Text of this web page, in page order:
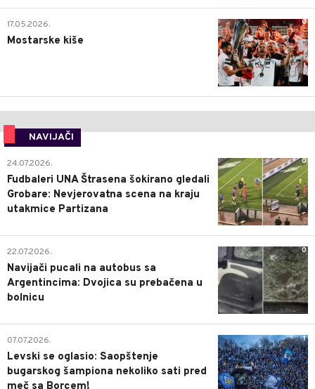
0
17.05.2026.
Mostarske kiše
NAVIJAČI
0
24.07.2026.
Fudbaleri UNA Štrasena šokirano gledali
Grobare: Nevjerovatna scena na kraju
utakmice Partizana
0
22.07.2026.
Navijači pucali na autobus sa
Argentincima: Dvojica su prebačena u
bolnicu
1
07.07.2026.
Levski se oglasio: Saopštenje
bugarskog šampiona nekoliko sati pred